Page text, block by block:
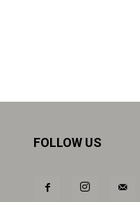
FOLLOW US